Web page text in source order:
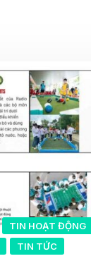
TIN HOẠT ĐỘNG
TIN TỨC